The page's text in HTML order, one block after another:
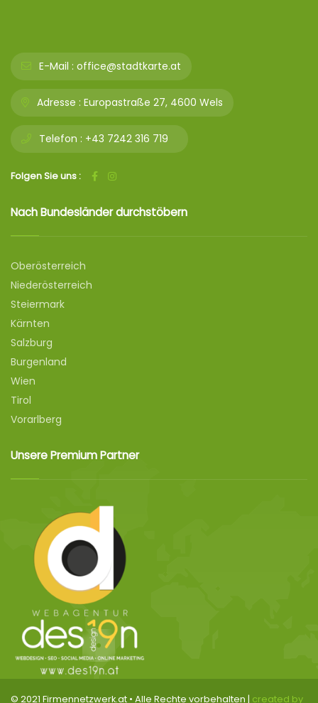
E-Mail : office@stadtkarte.at
Adresse : Europastraße 27, 4600 Wels
Telefon : +43 7242 316 719
Folgen Sie uns :
Nach Bundesländer durchstöbern
Oberösterreich
Niederösterreich
Steiermark
Kärnten
Salzburg
Burgenland
Wien
Tirol
Vorarlberg
Unsere Premium Partner
© 2021 Firmennetzwerk.at • Alle Rechte vorbehalten | created by